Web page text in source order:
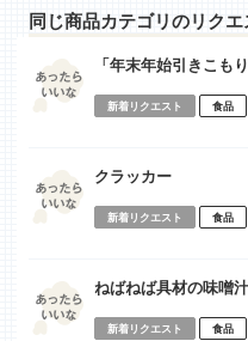
同じ商品カテゴリのリクエ
「年末年始引きこも
新着リクエスト 食品
クラッカー
新着リクエスト 食品
ねばねば具材の味噌汁
新着リクエスト 食品